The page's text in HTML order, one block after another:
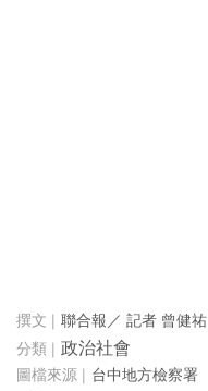
聯合報／ 記者 曾健祐
政治社會
台中地方檢察署